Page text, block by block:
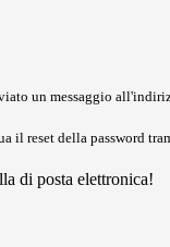
un messaggio
il reset della password
di posta elettronica!